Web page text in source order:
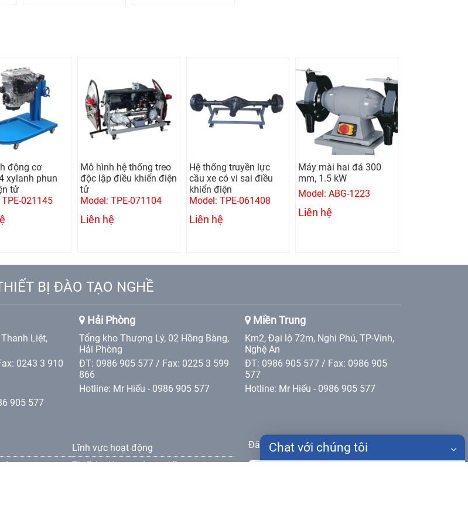
động cơ
xylanh phun
tử
021145
Mô hình hệ thống treo
độc lập điều khiển điện
tử
Model: TPE-071104
Liên hệ
Hệ thống truyền lực
cầu xe có vi sai điều
khiển điện
Model: TPE-061408
Liên hệ
Máy mài hai đá 300
mm, 1.5 kW
Model: ABG-1223
Liên hệ
BỊ ĐÀO TẠO NGHỀ
Liệt,
0243 3 910
905 577
Hải Phòng
Tổng kho Thượng Lý, 02 Hồng Bàng,
Hải Phòng
ĐT: 0986 905 577 / Fax: 0225 3 599
866
Hotline: Mr Hiếu - 0986 905 577
Miền Trung
Km2, Đại lộ 72m, Nghi Phú, TP-Vinh,
Nghệ An
ĐT: 0986 905 577 / Fax: 0986 905
577
Hotline: Mr Hiếu - 0986 905 577
Lĩnh vực hoạt động
Thiết bị đào tạo dạy nghề
Đăng ký nhận bản tin
Chat với chúng tôi